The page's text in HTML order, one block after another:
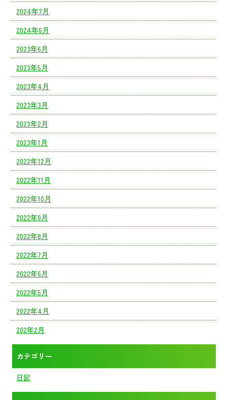
2024年7月
2024年6月
2023年6月
2023年5月
2023年4月
2023年3月
2023年2月
2023年1月
2022年12月
2022年11月
2022年10月
2022年9月
2022年8月
2022年7月
2022年6月
2022年5月
2022年4月
202年2月
カテゴリー
日記